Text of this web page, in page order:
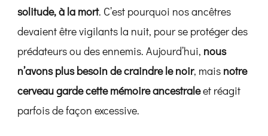
solitude, à la mort. C’est pourquoi nos ancêtres
devaient être vigilants la nuit, pour se protéger des
prédateurs ou des ennemis. Aujourd’hui, nous
n’avons plus besoin de craindre le noir, mais notre
cerveau garde cette mémoire ancestraleet réagit
parfois de façon excessive.